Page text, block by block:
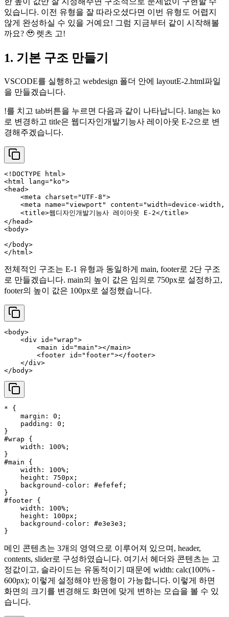
있습니다. 이전 유형을 잘 따라오셨다면 이번 유형도 어렵지
않게 완성하실 수 있을 거예요! 그럼 지금부터 같이 시작해볼
까요? 🥹 렛츠 고!
1. 기본 구조 만들기
VSCODE를 실행하고 webdesign 폴더 안에 layoutE-2.html파일
을 만들겠습니다.
!를 치고 tab버튼을 누르면 다음과 같이 나타납니다. lang는 ko
로 변경하고 title은 웹디자인개발기능사 레이아웃 E-2으로 변
경해주겠습니다.
<!DOCTYPE html >
<html lang="ko">
<head>
<meta charset="UTF-8">
<meta name="viewport" content="width=device-
<title>웹디자인개발기능사 레이아웃 E-2</title>
</ head>
<body>
</ body>
</ html >
전체적인 구조는 E-1 유형과 동일하게 main, footer로 2단 구조
로 만들겠습니다. main의 높이 값은 임의로 750px로 설정하고,
footer의 높이 값은 100px로 설정했습니다.
<body>
<div id="wrap">
<main id="main"></main>
<footer id="footer"></footer>
</div>
</ body>
* {
margin : 0 ;
padding : 0 ;
#wrap {
width : 100% ;
#main {
width : 100% ;
height : 750px ;
background-color : #efefef ;
#footer {
width : 100% ;
height : 100px ;
background-color : #e3e3e3 ;
메인 콘텐츠는 3개의 영역으로 이루어져 있으며, header,
contents, slider로 구성하였습니다. 여기서 헤더와 콘텐츠는 고
정값이고, 슬라이드는 유동적이기 때문에 width: calc(100% -
600px); 이렇게 설정해야 반응형이 가능합니다. 이렇게 하면
화면의 크기를 변경해도 화면에 맞게 변하는 모습을 볼 수 있
습니다.